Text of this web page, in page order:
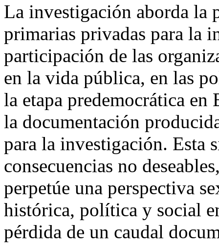
La investigación aborda la
primarias privadas para la
participación de las
en la vida pública, en las
la etapa predemocrática en
la documentación
para la investigación. Esta
consecuencias no
perpetúe una perspectiva
histórica, política y social
pérdida de un caudal